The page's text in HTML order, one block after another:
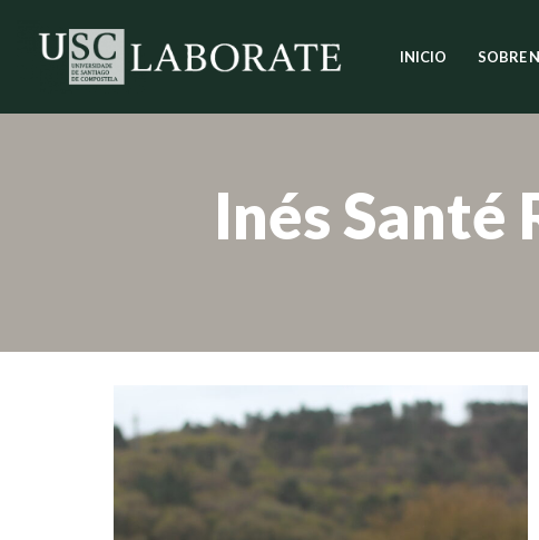
Saltar
INICIO SOBRE
Inés Santé